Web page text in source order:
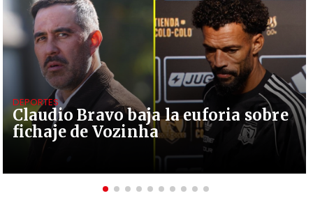
Claudio Bravo baja la euforia sobre
fichaje de Vozinha
DEPORTES